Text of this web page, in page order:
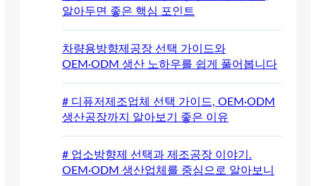
알아두면 좋은 핵심 포인트
차량용방향제공장 선택 가이드와
OEM·ODM 생산 노하우를 쉽게 풀어봅니다
# 디퓨저제조업체 선택 가이드, OEM·ODM
생산공장까지 알아보기 좋은 이유
# 업소방향제 선택과 제조공장 이야기.
OEM·ODM 생산업체를 중심으로 알아보니